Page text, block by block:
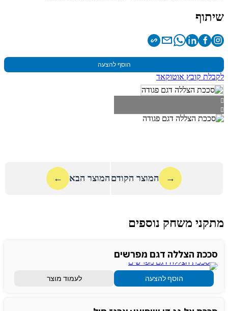
שיתוף
הוסף להצעה
לקבלת קובץ אוטוקאד
→ המוצר הקודם המוצר הבא ←
מתקני משחק נוספים
סככת הצללה דגם מפרשים
הוסף להצעה לעמוד מוצר